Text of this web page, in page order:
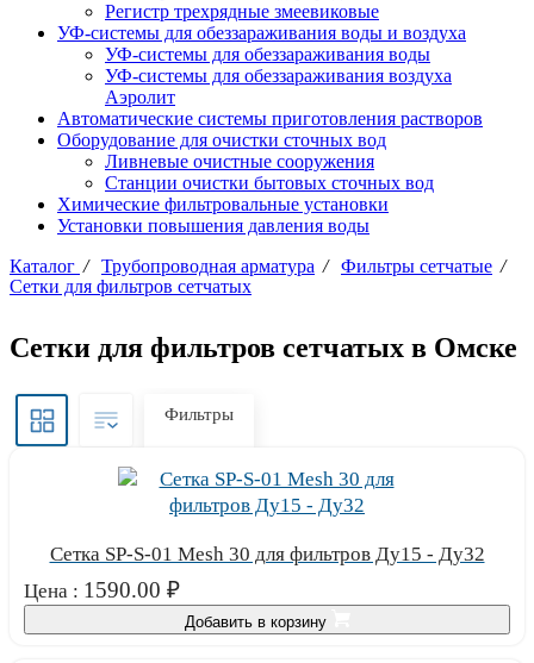
Регистр трехрядные змеевиковые
УФ-системы для обеззараживания воды и воздуха
УФ-системы для обеззараживания воды
УФ-системы для обеззараживания воздуха
Аэролит
Автоматические системы приготовления растворов
Оборудование для очистки сточных вод
Ливневые очистные сооружения
Станции очистки бытовых сточных вод
Химические фильтровальные установки
Установки повышения давления воды
Каталог / Трубопроводная арматура / Фильтры сетчатые /
Сетки для фильтров сетчатых
Сетки для фильтров сетчатых в Омске
Фильтры
Сетка SP-S-01 Mesh 30 для фильтров Ду15 - Ду32
Цена : 1590.00 ₽
Добавить в корзину